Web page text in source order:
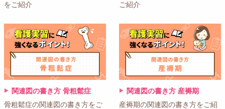
をご紹介
ご紹介
関連図の書き方 骨粗鬆症
骨粗鬆症の関連図の書き方をご
関連図の書き方 産褥期
産褥期の関連図の書き方をご紹